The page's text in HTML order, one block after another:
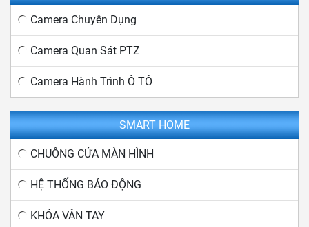
Camera Chuyên Dụng
Camera Quan Sát PTZ
Camera Hành Trình Ô TÔ
SMART HOME
CHUÔNG CỬA MÀN HÌNH
HỆ THỐNG BÁO ĐỘNG
KHÓA VÂN TAY